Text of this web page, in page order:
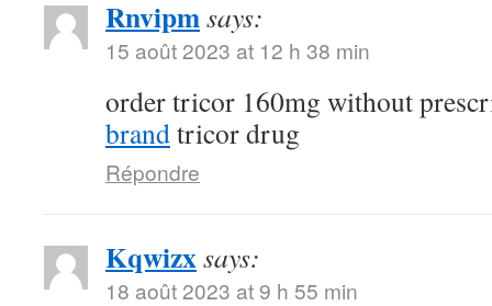
Rnvipmsays:
15 août 2023 at 12 h 38 min
order tricor 160mg without
brandtricor drug
Répondre
Kqwizxsays:
18 août 2023 at 9 h 55 min